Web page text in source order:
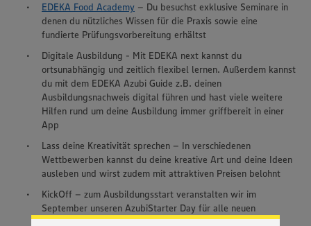
Wir setzen Cookies und andere Technologien ein, um Ihnen
ein bestmögliches Nutzungserlebnis unserer Website zu
ermöglichen. Wir verwenden Ihre Daten, um unsere
Website zu personalisieren und Ihnen möglichst relevante
Inhalte anzubieten. Ihre Einwilligung in die Nutzung von
Cookies und anderer Technologien ist freiwillig und kann
EDEKA Food Academy – Du besuchst exklusive Seminare in
denen du nützliches Wissen für die Praxis sowie eine
fundierte Prüfungsvorbereitung erhältst
Digitale Ausbildung - Mit EDEKA next kannst du
ortsunabhängig und zeitlich flexibel lernen. Außerdem kannst
du mit dem EDEKA Azubi Guide z.B. deinen
Ausbildungsnachweis digital führen und hast viele weitere
Hilfen rund um deine Ausbildung immer griffbereit in einer
App
Lass deine Kreativität sprechen – In verschiedenen
Wettbewerben kannst du deine kreative Art und deine Ideen
ausleben und wirst zudem mit attraktiven Preisen belohnt
KickOff – zum Ausbildungsstart veranstalten wir im
September unseren AzubiStarter Day für alle neuen
Auszubildenden mit spannenden Vorträgen und